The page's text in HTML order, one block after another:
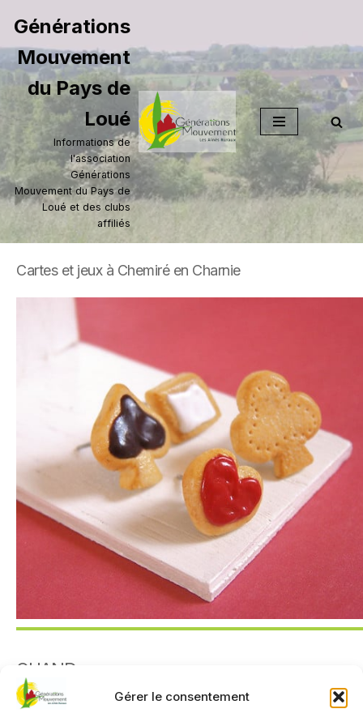
Gérer le consentement
Aller
au
contenu
Générations
Mouvement
du Pays de
Loué
Informations de
l'association
Générations
Mouvement du Pays de
Loué et des clubs
affiliés
Cartes et jeux à Chemiré en Charnie
QUAND
7 janvier 2025